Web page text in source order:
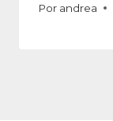
Por andrea